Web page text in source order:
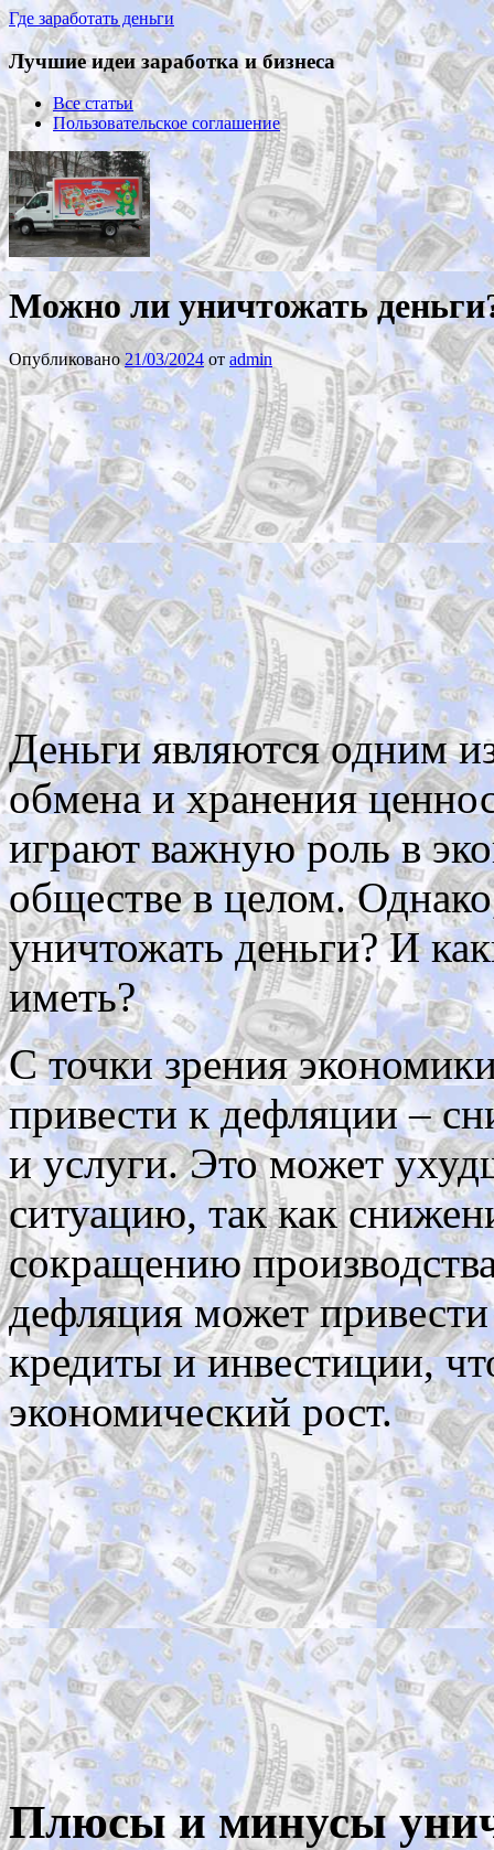
Где заработать деньги
Лучшие идеи заработка и бизнеса
Все статьи
Пользовательское соглашение
Можно ли уничтожать
Опубликовано 21/03/2024 от admin
Деньги являются одним
обмена и хранения
играют важную роль в
обществе в целом.
уничтожать деньги? И
иметь?
С точки зрения
привести к дефляции –
и услуги. Это может
ситуацию, так как
сокращению
дефляция может
кредиты и инвестиции,
экономический рост.
Плюсы и минусы